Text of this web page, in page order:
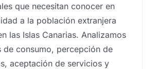
que necesitan conocer en
a la población extranjera
las Islas Canarias. Analizamos
de consumo, percepción de
aceptación de servicios y